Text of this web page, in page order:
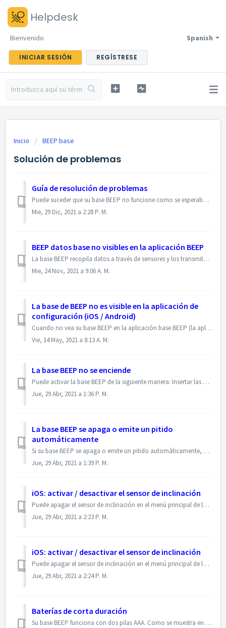
Helpdesk
Spanish
Bienvenido
INICIAR SESIÓN REGÍSTRESE
Inicio BEEP base
Solución de problemas
Guía de resolución de problemas
Puede suceder que su base BEEP no funcione como se esperaba. Puede seguir la guía básica de resolución de problemas de BEEP (en inglés) en el archivo adjunt...
Mie, 29 Dic, 2021 a 2:28 P. M.
BEEP datos base no visibles en la aplicación BEEP
La base BEEP recopila datos a través de sensores y los transmite de forma inalámbrica al servidor BEEP. Con el Aplicación BEEP (web) puede acceder a estos d...
Mie, 24 Nov, 2021 a 9:06 A. M.
La base de BEEP no es visible en la aplicación de
configuración (iOS / Android)
Cuando no vea su base BEEP en la aplicación base BEEP (la aplicación de configuración / calibración para Android o iOS ), puede intentar lo siguiente: ase...
Vie, 14 May, 2021 a 8:13 A. M.
La base BEEP no se enciende
Puede activar la base BEEP de la siguiente manera: Insertar las pilas Sostenga el imán en el área de activación junto al enchufe del micrófono durante ...
Jue, 29 Abr, 2021 a 1:36 P. M.
La base BEEP se apaga o emite un pitido
automáticamente
Si su base BEEP se apaga o emite un pitido automáticamente, es posible que el sensor de inclinación no esté funcionando correctamente. El sensor de inclin...
Jue, 29 Abr, 2021 a 1:39 P. M.
iOS: activar / desactivar el sensor de inclinación
Puede apagar el sensor de inclinación en el menú principal de la aplicación: Seleccione la base BEEP que desea configurar en el menú principal Haga clic...
Jue, 29 Abr, 2021 a 2:23 P. M.
iOS: activar / desactivar el sensor de inclinación
Puede apagar el sensor de inclinación en el menú principal de la aplicación: Seleccione la base BEEP que desea configurar en el menú principal Haga cl...
Jue, 29 Abr, 2021 a 2:24 P. M.
Baterías de corta duración
Su base BEEP funciona con dos pilas AAA. Como se muestra en la tabla siguiente, la vida útil de las baterías depende del ajuste del intervalo. En la configu...